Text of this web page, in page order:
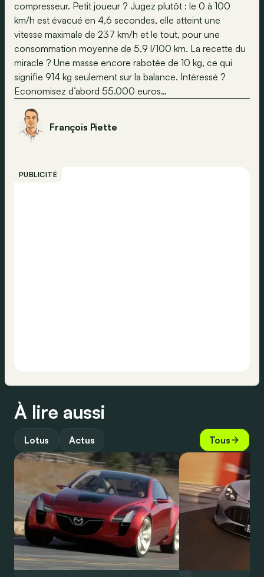
compresseur. Petit joueur ? Jugez plutôt : le 0 à 100
km/h est évacué en 4,6 secondes, elle atteint une
vitesse maximale de 237 km/h et le tout, pour une
consommation moyenne de 5,9 l/100 km. La recette du
miracle ? Une masse encore rabotée de 10 kg, ce qui
signifie 914 kg seulement sur la balance. Intéressé ?
Economisez d’abord 55.000 euros…
François Piette
PUBLICITÉ
À lire aussi
Lotus Actus Tous